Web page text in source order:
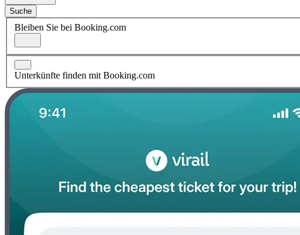
Suche
Bleiben Sie bei Booking.com
Unterkünfte finden mit Booking.com